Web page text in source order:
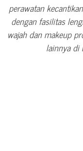
perawatan
dengan fasilitas
wajah dan makeup
lainnya di